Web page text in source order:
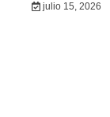
julio 15, 2026